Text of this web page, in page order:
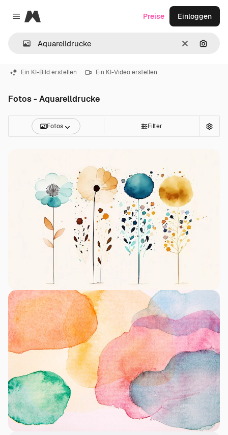
Close menu
Magnific
LöschenNach
Preise Einloggen
Ein KI-Bild erstellen Ein KI-Video erstellen
Fotos - Aquarelldrucke
Fotos Filter